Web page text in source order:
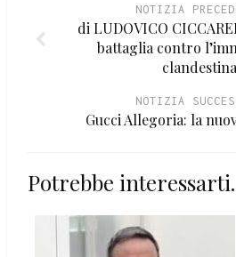
NOTIZIA
di LUDOVICO
battaglia contro
clandestina
NOTIZIA
Gucci Allegoria: la
Potrebbe